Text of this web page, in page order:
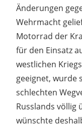
Änderungen
Wehrmacht
Motorrad der
für den Einsatz
westlichen
geeignet, wurde
schlechten
Russlands völlig
wünschte